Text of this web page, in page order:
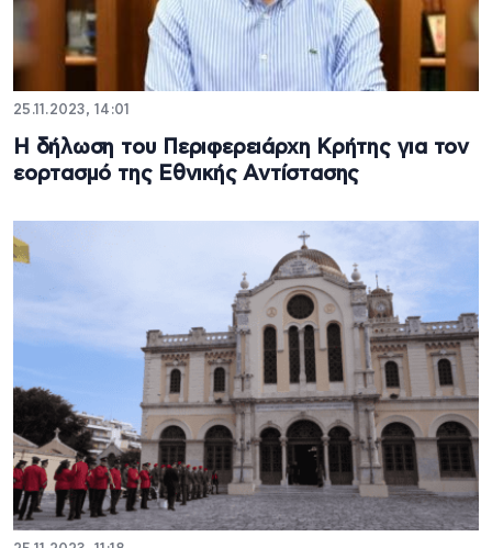
25.11.2023, 14:01
Η δήλωση του Περιφερειάρχη Κρήτης για τον
εορτασμό της Εθνικής Αντίστασης